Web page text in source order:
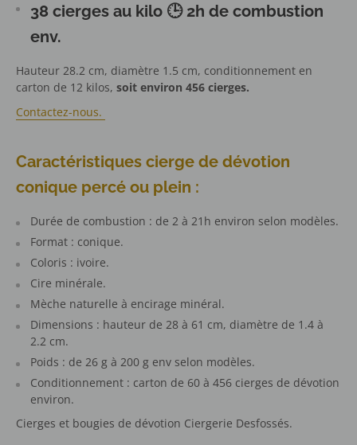
38 cierges au kilo 🕒 2h de combustion
env.
Hauteur 28.2 cm, diamètre 1.5 cm, conditionnement en
carton de 12 kilos, soit environ 456 cierges.
Contactez-nous.
Caractéristiques cierge de dévotion
conique percé ou plein :
Durée de combustion : de 2 à 21h environ selon modèles.
Format : conique.
Coloris : ivoire.
Cire minérale.
Mèche naturelle à encirage minéral.
Dimensions : hauteur de 28 à 61 cm, diamètre de 1.4 à
2.2 cm.
Poids : de 26 g à 200 g env selon modèles.
Conditionnement : carton de 60 à 456 cierges de dévotion
environ.
Cierges et bougies de dévotion Ciergerie Desfossés.